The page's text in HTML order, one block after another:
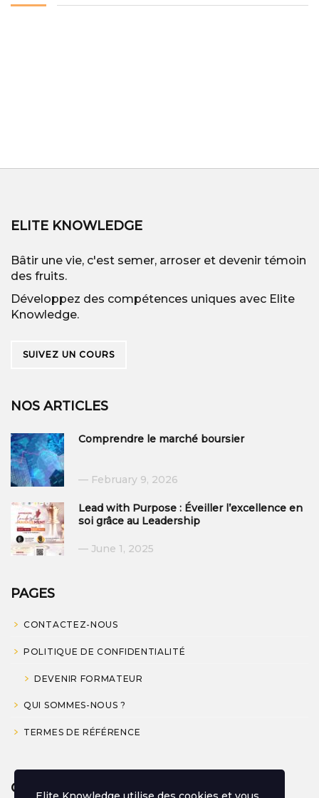
ELITE KNOWLEDGE
Bâtir une vie, c'est semer, arroser et devenir témoin
des fruits.
Développez des compétences uniques avec Elite
Knowledge.
SUIVEZ UN COURS
NOS ARTICLES
Comprendre le marché boursier
February 9, 2026
Lead with Purpose : Éveiller l’excellence en
soi grâce au Leadership
June 1, 2025
PAGES
CONTACTEZ-NOUS
POLITIQUE DE CONFIDENTIALITÉ
DEVENIR FORMATEUR
QUI SOMMES-NOUS ?
TERMES DE RÉFÉRENCE
CONTACT